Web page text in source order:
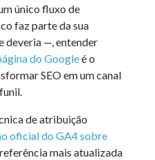
único fluxo de
faz parte da sua
deveria —, entender
do Googleé o
SEO em um canal
de atribuição
oficial do GA4 sobre
mais atualizada